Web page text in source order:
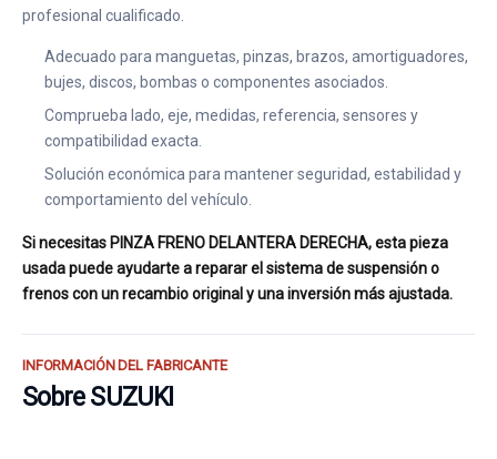
profesional cualificado.
Adecuado para manguetas, pinzas, brazos, amortiguadores,
bujes, discos, bombas o componentes asociados.
Comprueba lado, eje, medidas, referencia, sensores y
compatibilidad exacta.
Solución económica para mantener seguridad, estabilidad y
comportamiento del vehículo.
Si necesitas PINZA FRENO DELANTERA DERECHA, esta pieza
usada puede ayudarte a reparar el sistema de suspensión o
frenos con un recambio original y una inversión más ajustada.
INFORMACIÓN DEL FABRICANTE
Sobre SUZUKI